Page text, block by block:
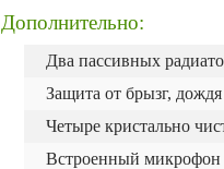
Дополнительно:
Два пассивных
Защита от брызг,
Четыре кристально
Встроенный микрофон